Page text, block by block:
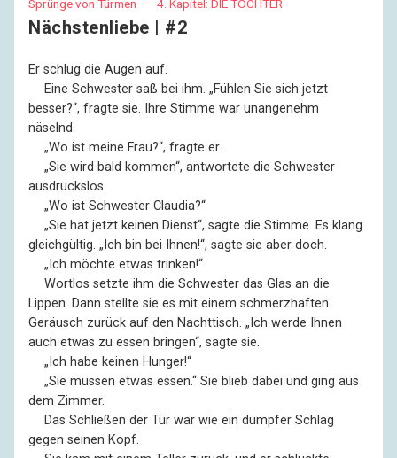
Sprünge von Türmen — 4. Kapitel: DIE TOCHTER
Nächstenliebe | #2
Er schlug die Augen auf.
Eine Schwester saß bei ihm. „Fühlen Sie sich jetzt
besser?“, fragte sie. Ihre Stimme war unangenehm
näselnd.
„Wo ist meine Frau?“, fragte er.
„Sie wird bald kommen“, antwortete die Schwester
ausdruckslos.
„Wo ist Schwester Claudia?“
„Sie hat jetzt keinen Dienst“, sagte die Stimme. Es klang
gleichgültig. „Ich bin bei Ihnen!“, sagte sie aber doch.
„Ich möchte etwas trinken!“
Wortlos setzte ihm die Schwester das Glas an die
Lippen. Dann stellte sie es mit einem schmerzhaften
Geräusch zurück auf den Nachttisch. „Ich werde Ihnen
auch etwas zu essen bringen“, sagte sie.
„Ich habe keinen Hunger!“
„Sie müssen etwas essen.“ Sie blieb dabei und ging aus
dem Zimmer.
Das Schließen der Tür war wie ein dumpfer Schlag
gegen seinen Kopf.